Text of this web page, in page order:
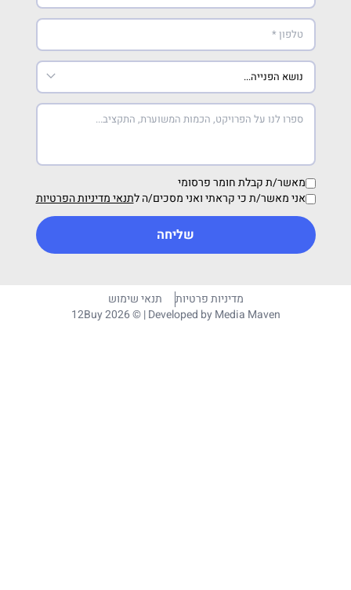
מאשר/ת קבלת חומר פרסומי
אני מאשר/ת כי קראתי ואני מסכים/ה לתנאי מדיניות הפרטיות
שליחה
מדיניות פרטיות
תנאי שימוש
12Buy 2026 © | Developed byMedia Maven